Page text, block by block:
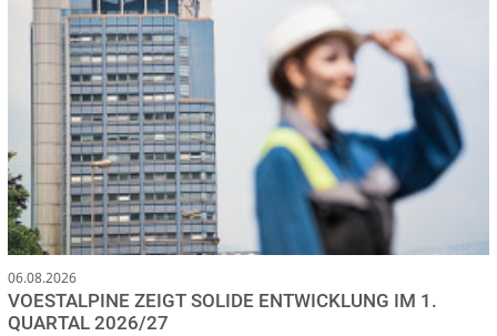
06.08.2026
VOESTALPINE ZEIGT SOLIDE ENTWICKLUNG IM 1.
QUARTAL 2026/27